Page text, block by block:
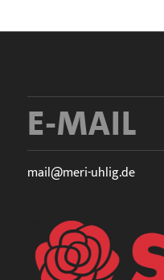
E-mail
mail@meri-uhlig.de